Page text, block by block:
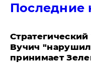
Последние
Вучич
принимает